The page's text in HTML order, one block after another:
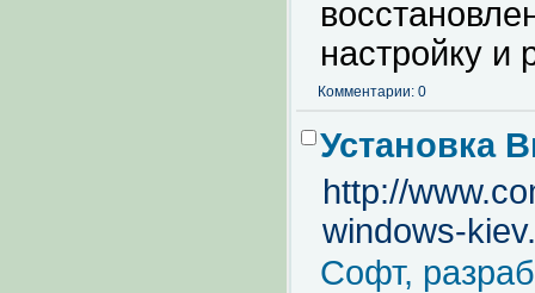
настройку и
Комментарии: 0
Установка
http://
windows-
Софт,